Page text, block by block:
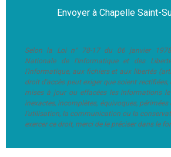
Selon la Loi n° 78-17 du 06 janvier
Nationale de l'Informatique et des
l'informatique, aux fichiers et aux libertés
droit d'accès peut exiger que soient rectifiées,
mises à jour ou effacées les informations
inexactes, incomplètes, équivoques,
l'utilisation, la communication ou la
exercer ce droit, merci de le préciser dans le